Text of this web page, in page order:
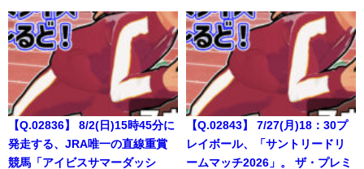
【Q.02836】 8/2(日)15時45分に
発走する、JRA唯一の直線重賞
競馬「アイビスサマーダッシ
【Q.02843】 7/27(月)18：30プ
レイボール、「サントリードリ
ームマッチ2026」。 ザ・プレミ